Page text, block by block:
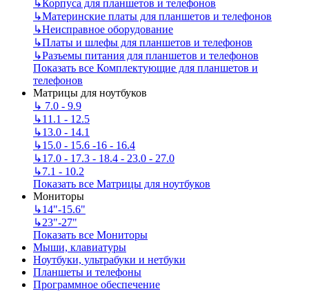
↳Корпуса для планшетов и телефонов
↳Материнские платы для планшетов и телефонов
↳Неисправное оборудование
↳Платы и шлефы для планшетов и телефонов
↳Разъемы питания для планшетов и телефонов
Показать все Комплектующие для планшетов и
телефонов
Матрицы для ноутбуков
↳ 7.0 - 9.9
↳11.1 - 12.5
↳13.0 - 14.1
↳15.0 - 15.6 -16 - 16.4
↳17.0 - 17.3 - 18.4 - 23.0 - 27.0
↳7.1 - 10.2
Показать все Матрицы для ноутбуков
Мониторы
↳14"-15.6"
↳23"-27"
Показать все Мониторы
Мыши, клавиатуры
Ноутбуки, ультрабуки и нетбуки
Планшеты и телефоны
Программное обеспечение